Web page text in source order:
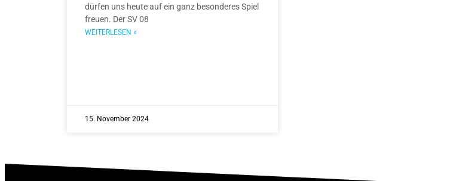
dürfen uns heute auf ein ganz besonderes Spiel
freuen. Der SV 08
WEITERLESEN »
15. November 2024